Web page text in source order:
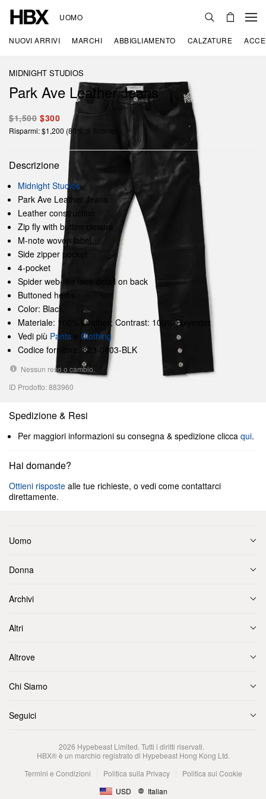
UOMO
NUOVI ARRIVI MARCHI ABBIGLIAMENTO CALZATURE
MIDNIGHT STUDIOS
Park Ave Leather Jeans
$1,500 $300
Risparmi: $1,200 (80% di Sconto)
Descrizione
Midnight Studios
Park Ave Leather Jeans
Leather construction
Zip fly with button closure
M-note woven label
Side zipper pocket
4-pocket
Spider web-like lace detail on back
Buttoned hems
Color: Black
Materiale: 100% Leather; Contrast: 100% Polyester
Vedi più Pants
Clothing
Codice fornitore: 823-0403-BLK
Nessun reso o cambio.
ID Prodotto: 883960
Spedizione & Resi
Per maggiori informazioni su consegna & spedizione clicca qui.
Hai domande?
Ottieni risposte alle tue richieste, o vedi come contattarci
direttamente.
Uomo
Donna
Archivi
Altri
Altrove
Chi Siamo
Seguici
2026 Hypebeast Limited. Tutti i diritti riservati.
HBX® è un marchio registrato di Hypebeast Hong Kong Ltd.
Termini e Condizioni
Politica sulla Privacy
Politica sui Cookie
USD
Italian